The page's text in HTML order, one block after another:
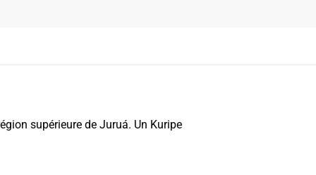
supérieure de Juruá. Un Kuripe